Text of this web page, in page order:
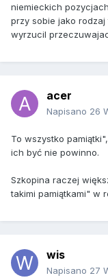
niemieckich
przy sobie jako
wyrzucil przeczuwajac
acer
Napisano 26
To wszystko
ich być nie powinno.
Szkopina raczej
takimi pamiątkami" w
wis
Napisano 27